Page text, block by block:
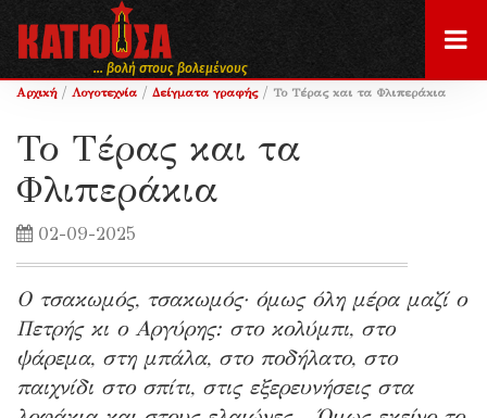
... βολή στους βολεμένους
Αρχική / Λογοτεχνία / Δείγματα γραφής / Το Τέρας και τα Φλιπεράκια
Το Τέρας και τα
Φλιπεράκια
02-09-2025
Ο τσακωμός, τσακωμός· όμως όλη μέρα μαζί ο
Πετρής κι ο Αργύρης: στο κολύμπι, στο
ψάρεμα, στη μπάλα, στο ποδήλατο, στο
παιχνίδι στο σπίτι, στις εξερευνήσεις στα